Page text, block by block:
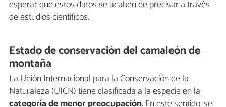
esperar que estos datos se acaben de precisar a través
de estudios científicos.
Estado de conservación del camaleón de
montaña
La Unión Internacional para la Conservación de la
Naturaleza (UICN) tiene clasificada a la especie en la